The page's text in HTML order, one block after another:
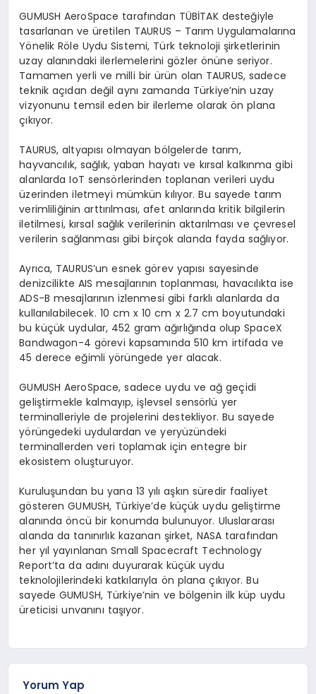
GUMUSH AeroSpace tarafından TÜBİTAK desteğiyle
tasarlanan ve üretilen TAURUS – Tarım Uygulamalarına
Yönelik Röle Uydu Sistemi, Türk teknoloji şirketlerinin
uzay alanındaki ilerlemelerini gözler önüne seriyor.
Tamamen yerli ve milli bir ürün olan TAURUS, sadece
teknik açıdan değil aynı zamanda Türkiye’nin uzay
vizyonunu temsil eden bir ilerleme olarak ön plana
çıkıyor.
TAURUS, altyapısı olmayan bölgelerde tarım,
hayvancılık, sağlık, yaban hayatı ve kırsal kalkınma gibi
alanlarda IoT sensörlerinden toplanan verileri uydu
üzerinden iletmeyi mümkün kılıyor. Bu sayede tarım
verimliliğinin arttırılması, afet anlarında kritik bilgilerin
iletilmesi, kırsal sağlık verilerinin aktarılması ve çevresel
verilerin sağlanması gibi birçok alanda fayda sağlıyor.
Ayrıca, TAURUS’un esnek görev yapısı sayesinde
denizcilikte AIS mesajlarının toplanması, havacılıkta ise
ADS-B mesajlarının izlenmesi gibi farklı alanlarda da
kullanılabilecek. 10 cm x 10 cm x 2.7 cm boyutundaki
bu küçük uydular, 452 gram ağırlığında olup SpaceX
Bandwagon-4 görevi kapsamında 510 km irtifada ve
45 derece eğimli yörüngede yer alacak.
GUMUSH AeroSpace, sadece uydu ve ağ geçidi
geliştirmekle kalmayıp, işlevsel sensörlü yer
terminalleriyle de projelerini destekliyor. Bu sayede
yörüngedeki uydulardan ve yeryüzündeki
terminallerden veri toplamak için entegre bir
ekosistem oluşturuyor.
Kuruluşundan bu yana 13 yılı aşkın süredir faaliyet
gösteren GUMUSH, Türkiye’de küçük uydu geliştirme
alanında öncü bir konumda bulunuyor. Uluslararası
alanda da tanınırlık kazanan şirket, NASA tarafından
her yıl yayınlanan Small Spacecraft Technology
Report’ta da adını duyurarak küçük uydu
teknolojilerindeki katkılarıyla ön plana çıkıyor. Bu
sayede GUMUSH, Türkiye’nin ve bölgenin ilk küp uydu
üreticisi unvanını taşıyor.
Yorum Yap